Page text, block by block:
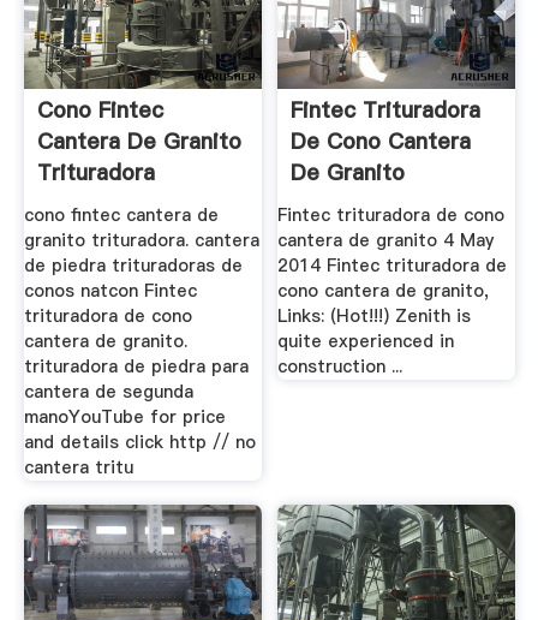
Cono Fintec
Cantera De Granito
Trituradora
cono fintec cantera de
granito trituradora. cantera
de piedra trituradoras de
conos natcon Fintec
trituradora de cono
cantera de granito.
trituradora de piedra para
cantera de segunda
manoYouTube for price
and details click http // no
cantera tritu
Fintec Trituradora
De Cono Cantera
De Granito
Fintec trituradora de cono
cantera de granito 4 May
2014 Fintec trituradora de
cono cantera de granito,
Links: (Hot!!!) Zenith is
quite experienced in
construction ...